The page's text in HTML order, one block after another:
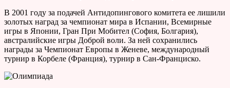
В 2001 году за подачей Антидопингового комитета ее лишили
золотых наград за чемпионат мира в Испании, Всемирные
игры в Японии, Гран При Мобител (София, Болгария),
австралийские игры Доброй воли. За ней сохранились
награды за Чемпионат Европы в Женеве, международный
турнир в Корбеле (Франция), турнир в Сан-Франциско.